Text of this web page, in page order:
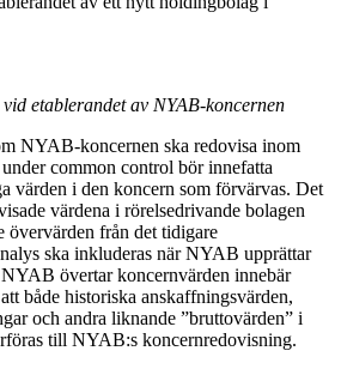
etablerandet av NYAB-koncernen
NYAB-koncernen ska redovisa inom
common control bör innefatta
värden i den koncern som förvärvas. Det
värdena i rörelsedrivande bolagen
övervärden från det tidigare
ska inkluderas när NYAB upprättar
övertar koncernvärden innebär
både historiska anskaffningsvärden,
och andra liknande ”bruttovärden” i
till NYAB:s koncernredovisning.